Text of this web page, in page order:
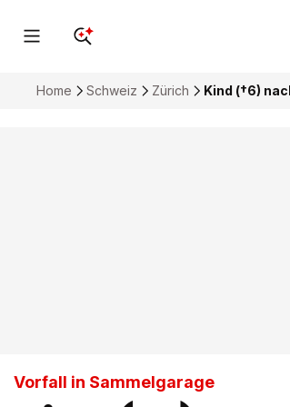
Home Schweiz Zürich Kind (†6)
Vorfall in Sammelgarage